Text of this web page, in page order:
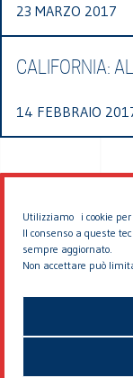
Utilizziamo i cookie
Il consenso a queste
sempre aggiornato.
Non accettare può
23 MARZO 2017
CALIFORNIA:
14 FEBBRAIO